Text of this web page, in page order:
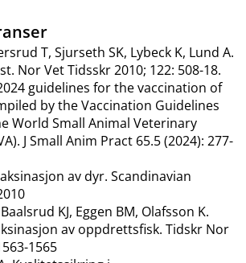
T, Sjurseth SK, Lybeck K, Lund A.
Nor Vet Tidsskr 2010; 122: 508-18.
guidelines for the vaccination of
by the Vaccination Guidelines
World Small Animal Veterinary
J Small Anim Pract 65.5 (2024): 277-
av dyr. Scandinavian
KJ, Eggen BM, Olafsson K.
av oppdrettsfisk. Tidskr Nor
1565